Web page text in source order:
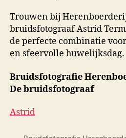
Trouwen bij
bruidsfotograaf Astrid
de perfecte combinatie
en sfeervolle huwelijksdag.
Bruidsfotografie
De bruidsfotograaf
Astrid